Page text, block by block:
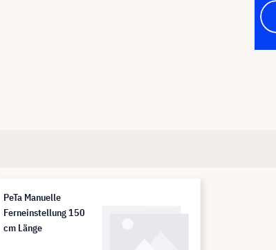
PeTa Manuelle
Ferneinstellung 150
cm Länge